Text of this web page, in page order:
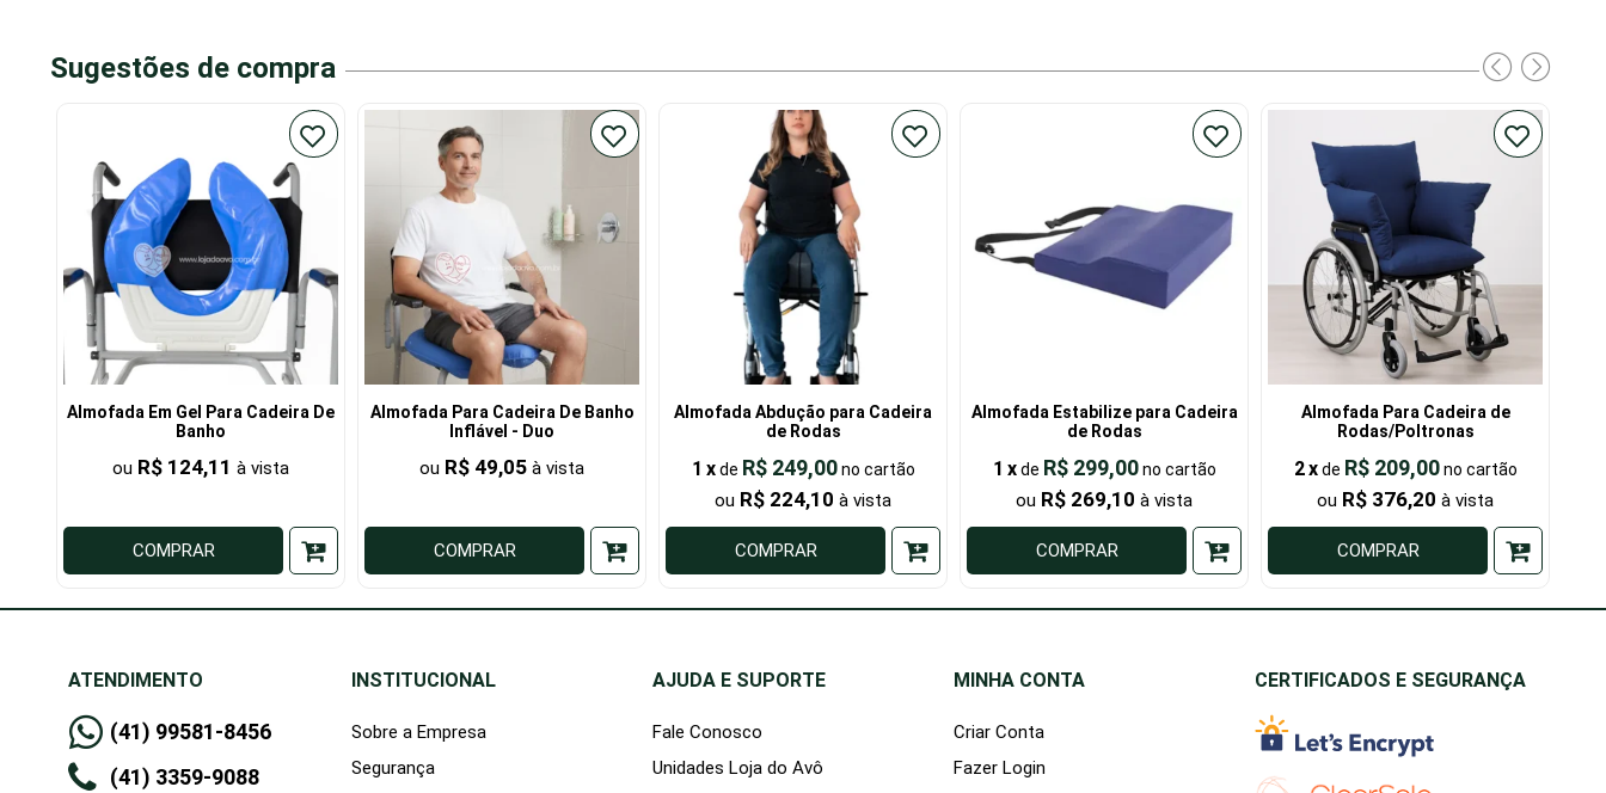
Sugestões de compra
Almofada Em Gel Para Cadeira De
Banho
R$ 124,11
COMPRAR
Almofada Para Cadeira De Banho
Inflável - Duo
R$ 49,05
COMPRAR
Almofada Abdução para Cadeira
de Rodas
1 x de R$ 249,00
R$ 224,10
COMPRAR
Almofada Estabilize para Cadeira
de Rodas
1 x de R$ 299,00
R$ 269,10
COMPRAR
Almofada Para Cadeira de
Rodas/Poltronas
2x de R$ 209,00
R$ 376,20
COMPRAR
ATENDIMENTO
(41) 99581-8456
(41) 3359-9088
INSTITUCIONAL
Sobre a Empresa
Segurança
AJUDA E SUPORTE
Fale Conosco
Unidades Loja do Avô
MINHA CONTA
Criar Conta
Fazer Login
CERTIFICADOS E SEGURANÇA